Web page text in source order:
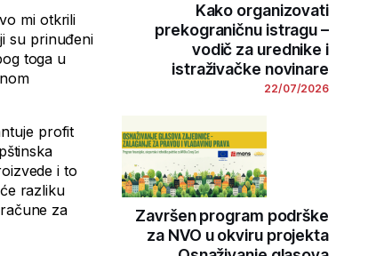
mi otkrili
su prinuđeni
toga u
profit
i to
razliku
za
Kako organizovati
prekograničnu istragu –
vodič za urednike i
istraživačke novinare
22/07/2026
Završen program podrške
za NVO u okviru projekta